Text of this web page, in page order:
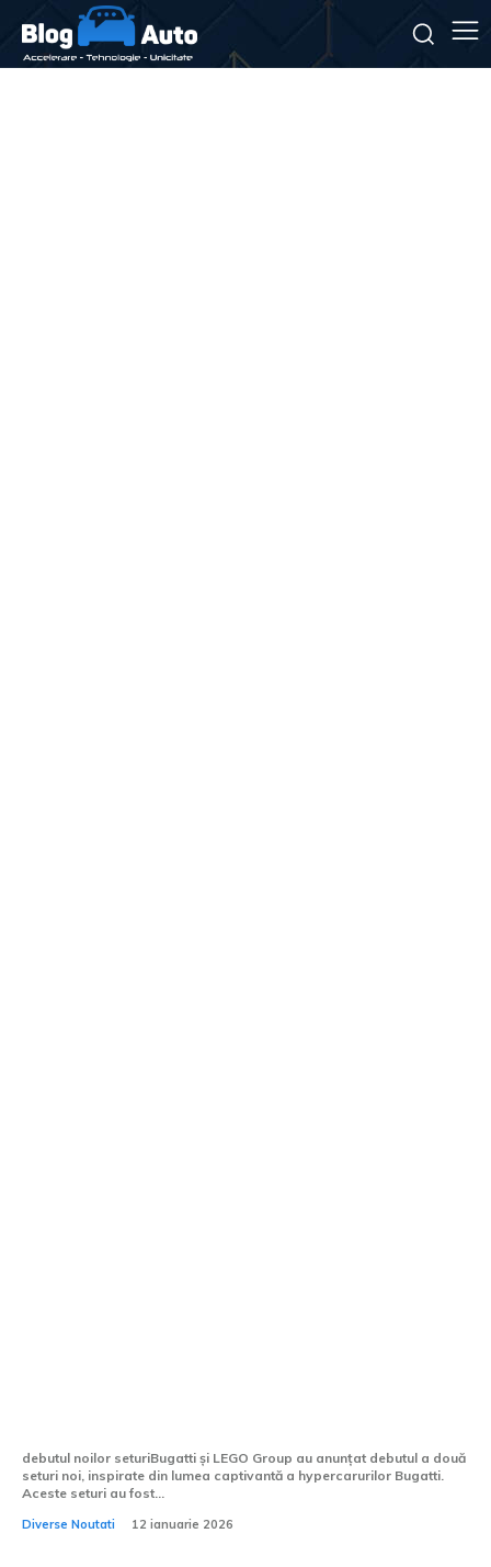
debutul noilor seturiBugatti și LEGO Group au anunțat debutul a două
seturi noi, inspirate din lumea captivantă a hypercarurilor Bugatti.
Aceste seturi au fost...
Diverse Noutati 12 ianuarie 2026